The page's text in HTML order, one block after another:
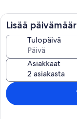
kylpyhuonetta,
tarjoaa sinulle
liikematkoilla.
Repouso do Milhafre
hämmästyttävän
kaupunki, ja kääntyi
Klubin kauneimpiin
Repouso do
vierailla
tai Peter Cafessä, joka
jolla on yksi parhaista
Lisää
Tulopäivä
Asiakkaat